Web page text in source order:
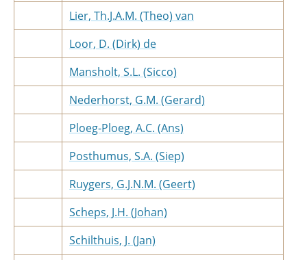
Lier, Th.J.A.M. (Theo) van
Loor, D. (Dirk) de
Mansholt, S.L. (Sicco)
Nederhorst, G.M. (Gerard)
Ploeg-Ploeg, A.C. (Ans)
Posthumus, S.A. (Siep)
Ruygers, G.J.N.M. (Geert)
Scheps, J.H. (Johan)
Schilthuis, J. (Jan)